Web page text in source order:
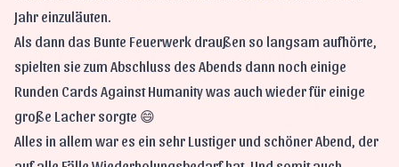
Jahr einzuläuten.
Als dann das Bunte Feuerwerk draußen so langsam aufhörte,
spielten sie zum Abschluss des Abends dann noch einige
Runden Cards Against Humanity was auch wieder für einige
große Lacher sorgte 😄
Alles in allem war es ein sehr Lustiger und schöner Abend, der